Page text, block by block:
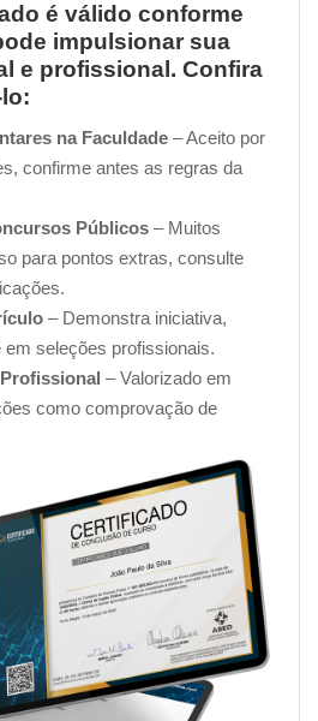
DO QVT
Empresas do Novo Milênio –
No Trabalho –
de Vida no Trabalho
DE PROGRAMAS QVT NAS
Síndrome de burnout
em Professores
Estresse
em homens e mulheres
é válido conforme
impulsionar sua
e profissional. Confira
na Faculdade – Aceito por
confirme antes as regras da
Públicos – Muitos
para pontos extras, consulte
– Demonstra iniciativa,
seleções profissionais.
– Valorizado em
como comprovação de